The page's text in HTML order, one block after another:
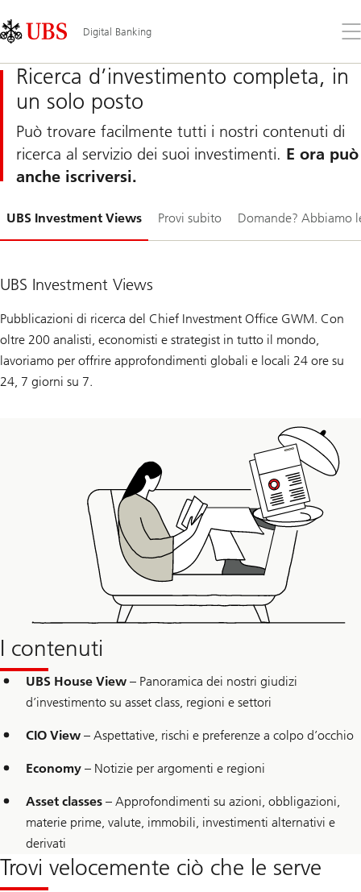
Links
Area
Digital Banking
il
Ricerca d’investimento completa, in
un solo posto
Può trovare facilmente tutti i nostri contenuti di
ricerca al servizio dei suoi investimenti. E ora può
anche iscriversi.
UBS Investment Views Provi subito Domande? Abbiamo
1-
UBS Investment Views
Pubblicazioni di ricerca del Chief Investment Office GWM. Con
oltre 200 analisti, economisti e strategist in tutto il mondo,
lavoriamo per offrire approfondimenti globali e locali 24 ore su
24, 7 giorni su 7.
I contenuti
UBS House View – Panoramica dei nostri giudizi
d’investimento su asset class, regioni e settori
CIO View – Aspettative, rischi e preferenze a colpo d’occhio
Economy – Notizie per argomenti e regioni
Asset classes – Approfondimenti su azioni, obbligazioni,
materie prime, valute, immobili, investimenti alternativi e
derivati
Trovi velocemente ciò che le serve